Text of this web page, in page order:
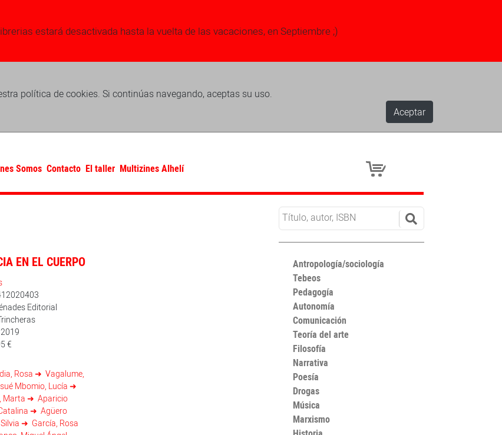
estará desactivada hasta la vuelta de las vacaciones, en Septiembre ;)
política de cookies. Si continúas navegando, aceptas su uso.
Aceptar
Somos Contacto El taller Multizines Alhelí
EN EL CUERPO
Editorial
€
Rosa
Vagalume,
Mbomio, Lucía
Marta
Aparicio
Agüero
García, Rosa
Antropología/sociología
Tebeos
Pedagogía
Autonomía
Comunicación
Teoría del arte
Filosofía
Narrativa
Poesía
Drogas
Música
Marxismo